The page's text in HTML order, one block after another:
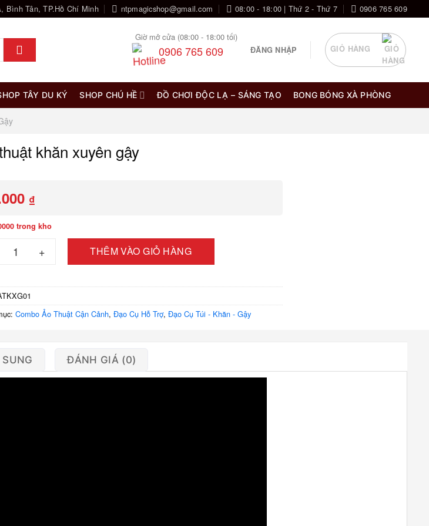
Bình Tân, TP.Hồ Chí Minh ntpmagicshop@gmail.com 08:00 - 18:00 | Thứ 2 - Thứ 7 0906 765 609
Giờ mở cửa (08:00 - 18:00 tối)
0906 765 609 ĐĂNG NHẬP GIỎ HÀNG
TÂY DU KÝ SHOP CHÚ HỀ ĐỒ CHƠI ĐỘC LẠ – SÁNG TẠO BONG BÓNG XÀ PHÒNG
khăn xuyên gậy
₫
trong kho
khăn xuyên gậy số lượng
THÊM VÀO GIỎ HÀNG
Combo Ảo Thuật Cận Cảnh, Đạo Cụ Hỗ Trợ, Đạo Cụ Túi - Khăn - Gậy
ĐÁNH GIÁ (0)